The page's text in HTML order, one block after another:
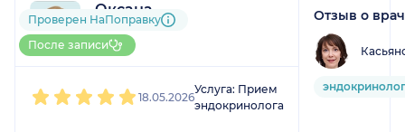
Оксана
2 отзыва
До 5 записей через НаПоправку
Проверен НаПоправку
После записи
18.05.2026
Услуга: Прием
эндокринолога
Отзыв о
эндокринолог